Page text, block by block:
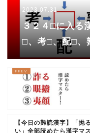
2023.07.31
３２４□に入る
□、考□、配□、
【今日の難読漢字】「抛
い」全部読めたら漢字マ